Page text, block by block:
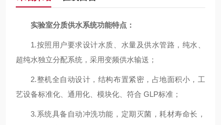
实验室分质供水系统功能特点：
1.按照用户要求设计水质、水量及供水管路，纯水、
超纯水独立分配系统，采用变频供水输送；
2.整机全自动设计，结构布置紧密，占地面积小，工
艺设备标准化、通用化、模块化、符合 GLP标准；
3.系统具备自动冲洗功能，定期灭菌，耗材寿命长，